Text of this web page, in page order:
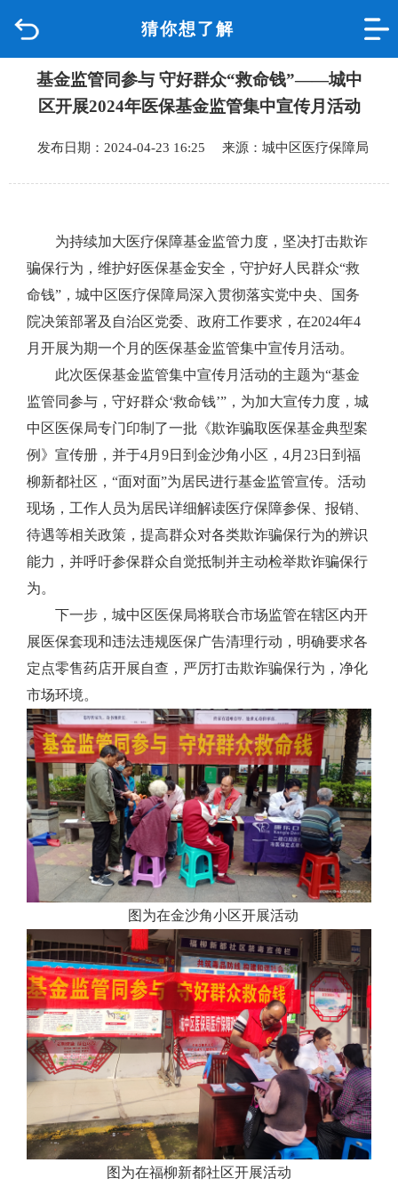
猜你想了解
品质城中
政府信息公开
互动回应
数据专题
基金监管同参与 守好群众“救命钱”——城中
区开展2024年医保基金监管集中宣传月活动
发布日期：2024-04-23 16:25 来源：城中区医疗保障局
为持续加大医疗保障基金监管力度，坚决打击欺诈
骗保行为，维护好医保基金安全，守护好人民群众“救
命钱”，城中区医疗保障局深入贯彻落实党中央、国务
院决策部署及自治区党委、政府工作要求，在2024年4
月开展为期一个月的医保基金监管集中宣传月活动。
此次医保基金监管集中宣传月活动的主题为“基金
监管同参与，守好群众‘救命钱’”，为加大宣传力度，城
中区医保局专门印制了一批《欺诈骗取医保基金典型案
例》宣传册，并于4月9日到金沙角小区，4月23日到福
柳新都社区，“面对面”为居民进行基金监管宣传。活动
现场，工作人员为居民详细解读医疗保障参保、报销、
待遇等相关政策，提高群众对各类欺诈骗保行为的辨识
能力，并呼吁参保群众自觉抵制并主动检举欺诈骗保行
为。
下一步，城中区医保局将联合市场监管在辖区内开
展医保套现和违法违规医保广告清理行动，明确要求各
定点零售药店开展自查，严厉打击欺诈骗保行为，净化
市场环境。
图为在金沙角小区开展活动
图为在福柳新都社区开展活动